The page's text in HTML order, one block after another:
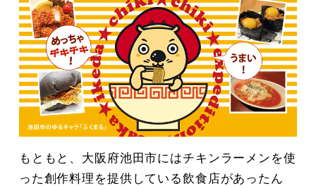
もともと、大阪府池田市にはチキンラーメンを使
った創作料理を提供している飲食店があったん